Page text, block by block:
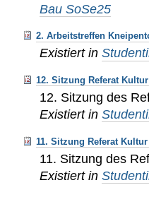
Bau SoSe25
2. Arbeitstreffen
Existiert in
12. Sitzung Referat Kultur
12. Sitzung des
Existiert in
11. Sitzung Referat Kultur
11. Sitzung des
Existiert in